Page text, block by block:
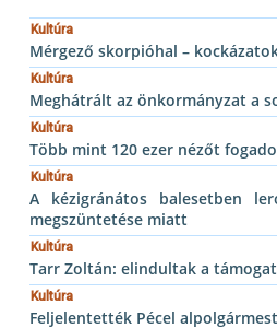
Kultúra
Mérgező skorpióhal –
Kultúra
Meghátrált az önkormányzat a
Kultúra
Több mint 120 ezer nézőt
Kultúra
A kézigránátos balesetben
megszüntetése miatt
Kultúra
Tarr Zoltán: elindultak a
Kultúra
Feljelentették Pécel